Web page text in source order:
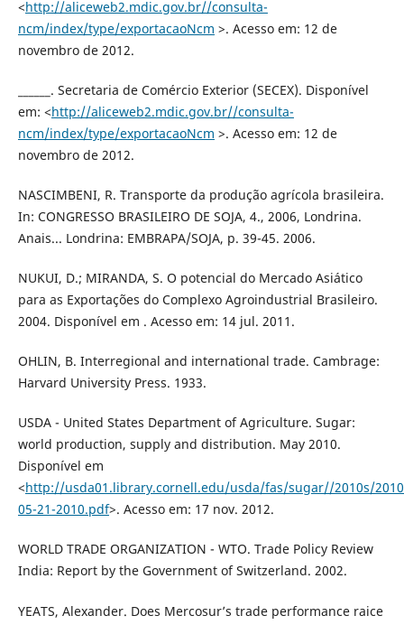
<http://aliceweb2.mdic.gov.br//consulta-
ncm/index/type/exportacaoNcm >. Acesso em: 12 de
novembro de 2012.
______. Secretaria de Comércio Exterior (SECEX). Disponível
em: <http://aliceweb2.mdic.gov.br//consulta-
ncm/index/type/exportacaoNcm >. Acesso em: 12 de
novembro de 2012.
NASCIMBENI, R. Transporte da produção agrícola brasileira.
In: CONGRESSO BRASILEIRO DE SOJA, 4., 2006, Londrina.
Anais... Londrina: EMBRAPA/SOJA, p. 39-45. 2006.
NUKUI, D.; MIRANDA, S. O potencial do Mercado Asiático
para as Exportações do Complexo Agroindustrial Brasileiro.
2004. Disponível em . Acesso em: 14 jul. 2011.
OHLIN, B. Interregional and international trade. Cambrage:
Harvard University Press. 1933.
USDA - United States Department of Agriculture. Sugar:
world production, supply and distribution. May 2010.
Disponível em
<http://usda01.library.cornell.edu/usda/fas/sugar//2010s/
05-21-2010.pdf>. Acesso em: 17 nov. 2012.
WORLD TRADE ORGANIZATION - WTO. Trade Policy Review
India: Report by the Government of Switzerland. 2002.
YEATS, Alexander. Does Mercosur’s trade performance raice